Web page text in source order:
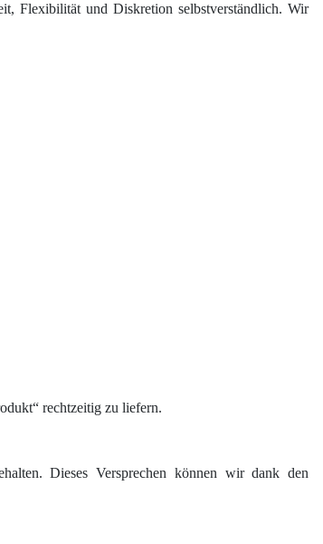
Flexibilität und Diskretion selbstverständlich. Wir
rechtzeitig zu liefern.
Dieses Versprechen können wir dank den